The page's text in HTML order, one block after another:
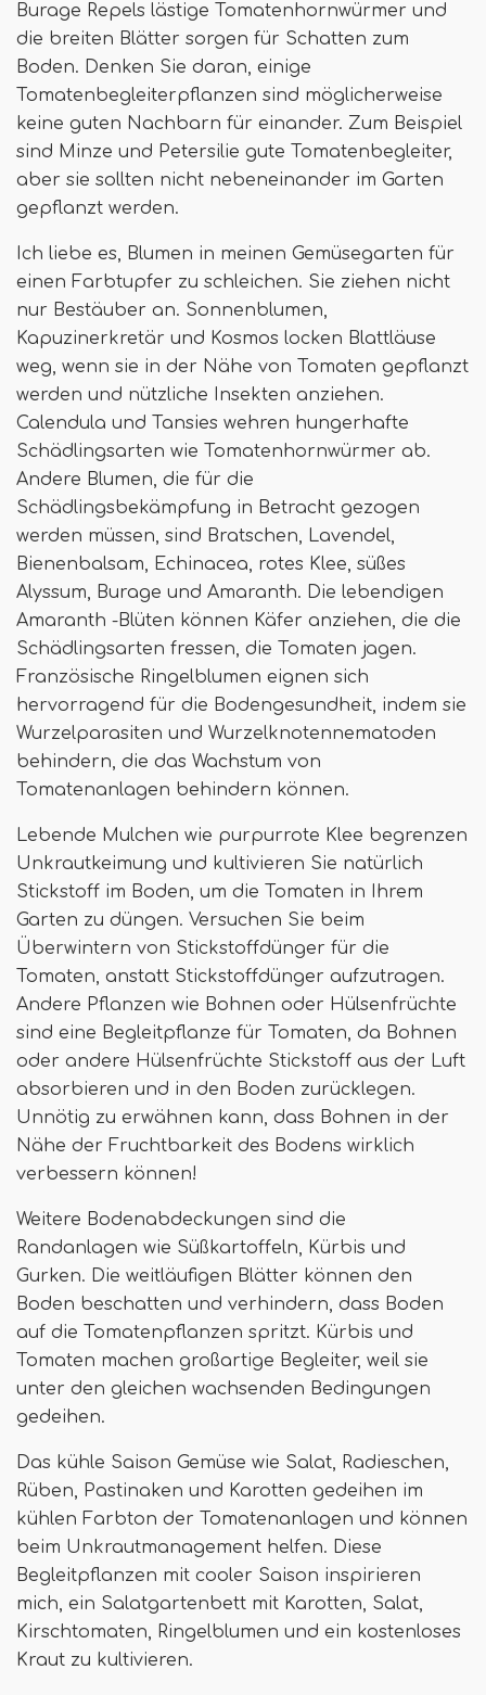
Burage Repels lästige Tomatenhornwürmer und
die breiten Blätter sorgen für Schatten zum
Boden. Denken Sie daran, einige
Tomatenbegleiterpflanzen sind möglicherweise
keine guten Nachbarn für einander. Zum Beispiel
sind Minze und Petersilie gute Tomatenbegleiter,
aber sie sollten nicht nebeneinander im Garten
gepflanzt werden.
Ich liebe es, Blumen in meinen Gemüsegarten für
einen Farbtupfer zu schleichen. Sie ziehen nicht
nur Bestäuber an. Sonnenblumen,
Kapuzinerkretär und Kosmos locken Blattläuse
weg, wenn sie in der Nähe von Tomaten gepflanzt
werden und nützliche Insekten anziehen.
Calendula und Tansies wehren hungerhafte
Schädlingsarten wie Tomatenhornwürmer ab.
Andere Blumen, die für die
Schädlingsbekämpfung in Betracht gezogen
werden müssen, sind Bratschen, Lavendel,
Bienenbalsam, Echinacea, rotes Klee, süßes
Alyssum, Burage und Amaranth. Die lebendigen
Amaranth -Blüten können Käfer anziehen, die die
Schädlingsarten fressen, die Tomaten jagen.
Französische Ringelblumen eignen sich
hervorragend für die Bodengesundheit, indem sie
Wurzelparasiten und Wurzelknotennematoden
behindern, die das Wachstum von
Tomatenanlagen behindern können.
Lebende Mulchen wie purpurrote Klee begrenzen
Unkrautkeimung und kultivieren Sie natürlich
Stickstoff im Boden, um die Tomaten in Ihrem
Garten zu düngen. Versuchen Sie beim
Überwintern von Stickstoffdünger für die
Tomaten, anstatt Stickstoffdünger aufzutragen.
Andere Pflanzen wie Bohnen oder Hülsenfrüchte
sind eine Begleitpflanze für Tomaten, da Bohnen
oder andere Hülsenfrüchte Stickstoff aus der Luft
absorbieren und in den Boden zurücklegen.
Unnötig zu erwähnen kann, dass Bohnen in der
Nähe der Fruchtbarkeit des Bodens wirklich
verbessern können!
Weitere Bodenabdeckungen sind die
Randanlagen wie Süßkartoffeln, Kürbis und
Gurken. Die weitläufigen Blätter können den
Boden beschatten und verhindern, dass Boden
auf die Tomatenpflanzen spritzt. Kürbis und
Tomaten machen großartige Begleiter, weil sie
unter den gleichen wachsenden Bedingungen
gedeihen.
Das kühle Saison Gemüse wie Salat, Radieschen,
Rüben, Pastinaken und Karotten gedeihen im
kühlen Farbton der Tomatenanlagen und können
beim Unkrautmanagement helfen. Diese
Begleitpflanzen mit cooler Saison inspirieren
mich, ein Salatgartenbett mit Karotten, Salat,
Kirschtomaten, Ringelblumen und ein kostenloses
Kraut zu kultivieren.